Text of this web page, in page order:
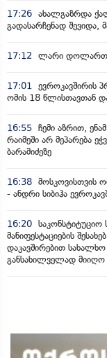
17:26 ახალგაზრდა
გადასარჩენად შევიდა,
17:12 ლარი
17:01
ევროკავშირის
ომის 18 წლისთავთან
16:55 ჩემი აზრით,
რაიმეში არ მეპარება
ბარამიძეზე
16:38 მოსკოვისთვის
- ანდრი სიბიჰა
16:20 საკონსტიტუციო
მანიფესტაციების
დაკავშირებით
განსახილველად მიიღო